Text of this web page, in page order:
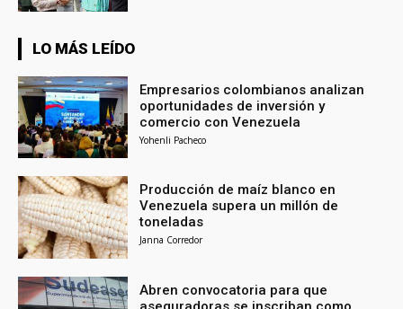
LO MÁS LEÍDO
Empresarios colombianos analizan
oportunidades de inversión y
comercio con Venezuela
Yohenli Pacheco
Producción de maíz blanco en
Venezuela supera un millón de
toneladas
Janna Corredor
Abren convocatoria para que